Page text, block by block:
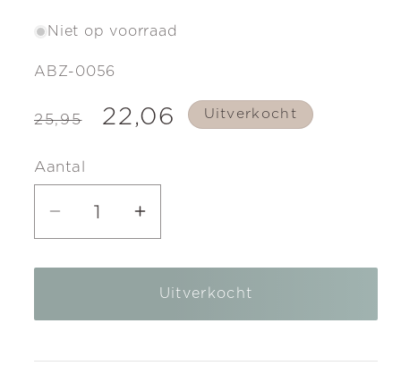
Niet op voorraad
SKU:
ABZ-0056
Normale
25,95 Aanbiedingsprijs
22,06 Uitverkocht
Aantal
Aantal
voor
5
Aantal
voor
Zilveren
5
Uitverkocht